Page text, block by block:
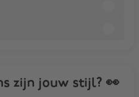
zijn jouw stijl? 👀